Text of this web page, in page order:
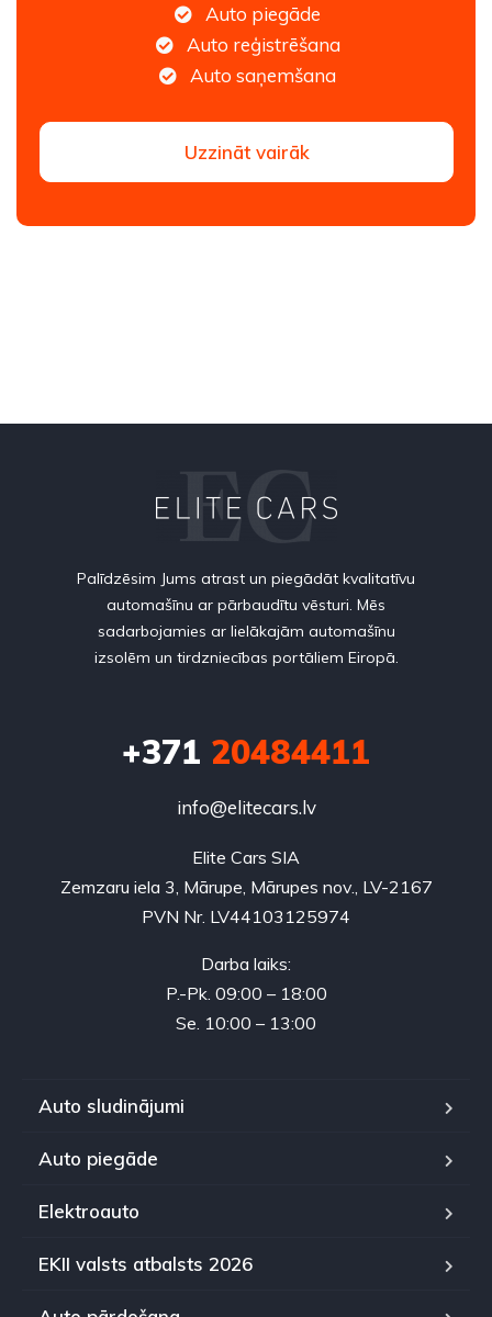
Auto piegāde
Auto reģistrēšana
Auto saņemšana
Uzzināt vairāk
Palīdzēsim Jums atrast un piegādāt kvalitatīvu
automašīnu ar pārbaudītu vēsturi. Mēs
sadarbojamies ar lielākajām automašīnu
izsolēm un tirdzniecības portāliem Eiropā.
+371 20484411
info@elitecars.lv
Elite Cars SIA
Zemzaru iela 3, Mārupe, Mārupes nov., LV-2167
PVN Nr. LV44103125974
Darba laiks:
P.-Pk. 09:00 – 18:00
Se. 10:00 – 13:00
Auto sludinājumi
Auto piegāde
Elektroauto
EKII valsts atbalsts 2026